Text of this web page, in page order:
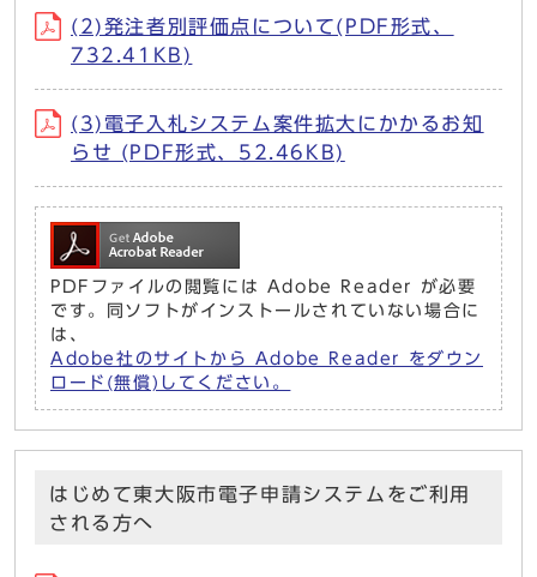
(2)発注者別評価点について(PDF形式、
732.41KB)
(3)電子入札システム案件拡大にかかるお知
らせ (PDF形式、52.46KB)
PDFファイルの閲覧には Adobe Reader が必要
です。同ソフトがインストールされていない場合に
は、
Adobe社のサイトから Adobe Reader をダウン
ロード(無償)してください。
はじめて東大阪市電子申請システムをご利用
される方へ